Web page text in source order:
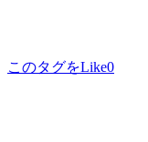
このタグをLike0